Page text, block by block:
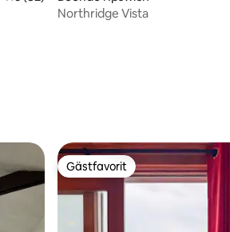
Northridge Vista
Gästfavorit
Gästfavorit